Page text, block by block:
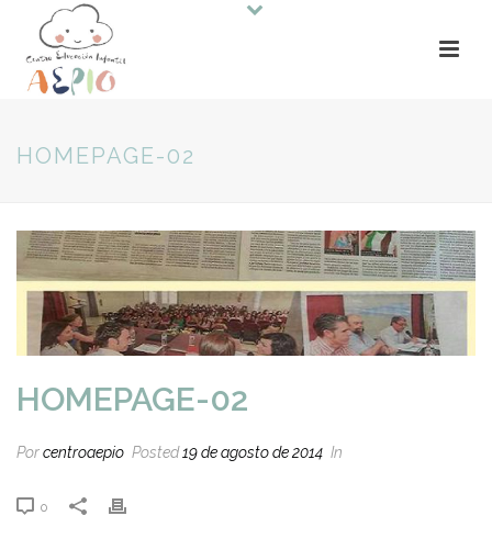
HOMEPAGE-02
HOMEPAGE-02
Porcentroaepio Posted19 de agosto de 2014 In
0